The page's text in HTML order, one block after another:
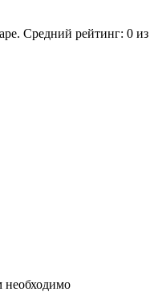
Средний рейтинг: 0 из
необходимо